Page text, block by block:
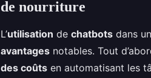
de nourriture
L’utilisation de chatbots dans
avantages notables. Tout
des coûts en automatisant les